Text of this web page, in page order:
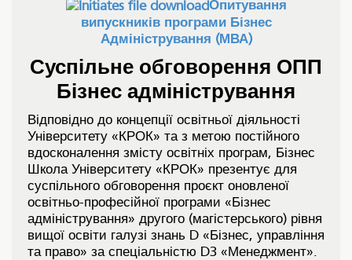
Опитування
випускників програми Бізнес
Адміністрування (МВА)
Суспільне обговорення ОПП
Бізнес адміністрування
Відповідно до концепції освітньої діяльності
Університету «КРОК» та з метою постійного
вдосконалення змісту освітніх програм, Бізнес
Школа Університету «КРОК» презентує для
суспільного обговорення проєкт оновленої
освітньо-професійної програми «Бізнес
адміністрування» другого (магістерського) рівня
вищої освіти галузі знань D «Бізнес, управління
та право» за спеціальністю D3 «Менеджмент».